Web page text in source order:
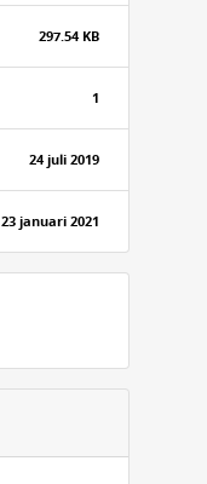
297.54 KB
1
24 juli 2019
23 januari 2021